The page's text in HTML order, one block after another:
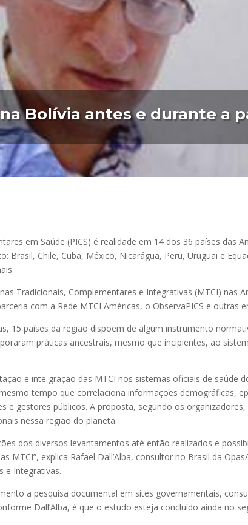
Bolívia antes e durante a
em Saúde (PICS) é realidade em 14 dos 36 países das
Brasil, Chile, Cuba, México, Nicarágua, Peru, Uruguai e
Tradicionais, Complementares e Integrativas (MTCI) nas
com a Rede MTCI Américas, o ObservaPICS e outras
15 países da região dispõem de algum instrumento
práticas ancestrais, mesmo que incipientes, ao
e inte gração das MTCI nos sistemas oficiais de saúde
tempo que correlaciona informações demográficas,
e gestores públicos. A proposta, segundo os
nessa região do planeta.
dos diversos levantamentos até então realizados e
MTCI”, explica Rafael Dall’Alba, consultor no Brasil da
e Integrativas.
a pesquisa documental em sites governamentais,
Dall’Alba, é que o estudo esteja concluído ainda no